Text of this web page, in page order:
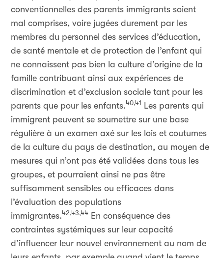
conventionnelles des parents immigrants soient
mal comprises, voire jugées durement par les
membres du personnel des services d’éducation,
de santé mentale et de protection de l’enfant qui
ne connaissent pas bien la culture d’origine de la
famille contribuant ainsi aux expériences de
discrimination et d’exclusion sociale tant pour les
parents que pour les enfants.40,41
Les parents qui
immigrent peuvent se soumettre sur une base
régulière à un examen axé sur les lois et coutumes
de la culture du pays de destination, au moyen de
mesures qui n’ont pas été validées dans tous les
groupes, et pourraient ainsi ne pas être
suffisamment sensibles ou efficaces dans
l’évaluation des populations
immigrantes.42,43,44 En conséquence des
contraintes systémiques sur leur capacité
d’influencer leur nouvel environnement au nom de